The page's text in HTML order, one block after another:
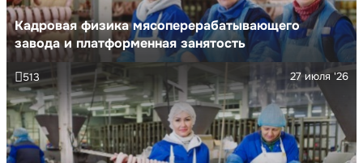
Кадровая физика мясоперерабатывающего
завода и платформенная занятость
27 июля '26
513